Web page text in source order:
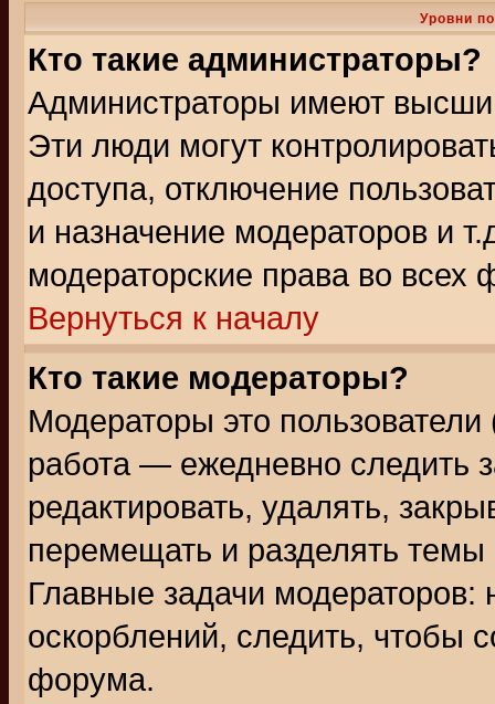
Уровни
Кто такие администраторы?
Администраторы имеют
Эти люди могут
доступа, отключение
и назначение модераторов и
модераторские права во всех
Вернуться к началу
Кто такие модераторы?
Модераторы это
работа — ежедневно следить
редактировать, удалять,
перемещать и разделять
Главные задачи
оскорблений, следить, чтобы
форума.